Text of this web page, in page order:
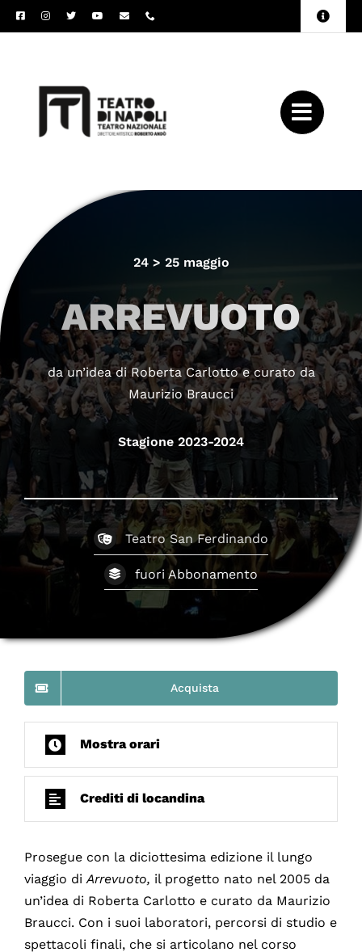
Salta
al
Toggle
24 > 25 maggio
ARREVUOTO
da un’idea di Roberta Carlotto e curato da
Maurizio Braucci
Stagione 2023-2024
Teatro San Ferdinando
fuori Abbonamento
Acquista
Mostra orari
Crediti di locandina
Prosegue con la diciottesima edizione il lungo
viaggio diArrevuoto, il progetto nato nel 2005 da
un’idea di Roberta Carlotto e curato da Maurizio
Braucci. Con i suoi laboratori, percorsi di studio e
spettacoli finali, che si articolano nel corso